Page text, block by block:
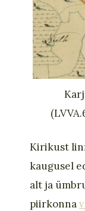
Kirikust
kaugusel
alt ja
piirkonna